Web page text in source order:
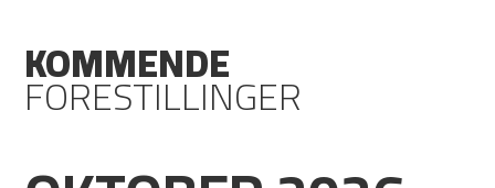
KOMMENDE
FORESTILLINGER